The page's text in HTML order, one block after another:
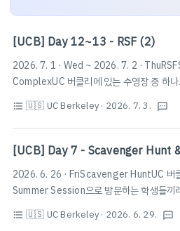
[UCB] Day 12~13 - RSF (2)
2026. 7. 1 · Wed ~ 2026. 7. 2 ·
ComplexUC 버클리에 있는 수영장 중 하
락커는 따로 결제해서 사용하거나 데이락커
는 개인이 직접 자물쇠를 가져와서 사용하는
식으로 나뉘는데, 모두 선착순이니 발빠르
13.5ft (약 2.13m ~ 4.11m)이며 수영장마
인하고 가는 것을 추천한다. Spieker
Bancroft Way, Berkeley, CA 94704
www.google.com PoolsTake a cla..
format_list_bulleted 🇺🇸 UC Berkeley · 2026. 7. 3. textsms
[UCB] Day 7 - Scavenger Hunt
2026. 6. 26 · FriScavenger HuntUC 버
Summer Session으로 방문하는 학생들끼
모와 학교 시설 소개를 위해 보물찾기
이벤트를 주최한다.2026년 여름학기 기준, 6
format_list_bulleted 🇺🇸 UC Berkeley · 2026. 6. 29. textsms